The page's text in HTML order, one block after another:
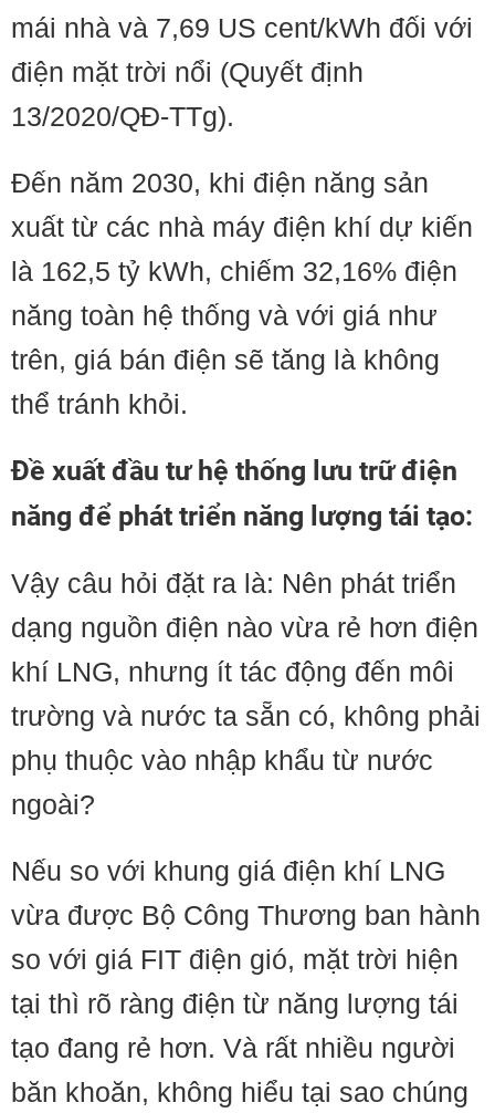
mái nhà và 7,69 US cent/kWh đối với
điện mặt trời nổi (Quyết định
13/2020/QĐ-TTg).
Đến năm 2030, khi điện năng sản
xuất từ các nhà máy điện khí dự kiến
là 162,5 tỷ kWh, chiếm 32,16% điện
năng toàn hệ thống và với giá như
trên, giá bán điện sẽ tăng là không
thể tránh khỏi.
Đề xuất đầu tư hệ thống lưu trữ điện
năng để phát triển năng lượng tái tạo:
Vậy câu hỏi đặt ra là: Nên phát triển
dạng nguồn điện nào vừa rẻ hơn điện
khí LNG, nhưng ít tác động đến môi
trường và nước ta sẵn có, không phải
phụ thuộc vào nhập khẩu từ nước
ngoài?
Nếu so với khung giá điện khí LNG
vừa được Bộ Công Thương ban hành
so với giá FIT điện gió, mặt trời hiện
tại thì rõ ràng điện từ năng lượng tái
tạo đang rẻ hơn. Và rất nhiều người
băn khoăn, không hiểu tại sao chúng